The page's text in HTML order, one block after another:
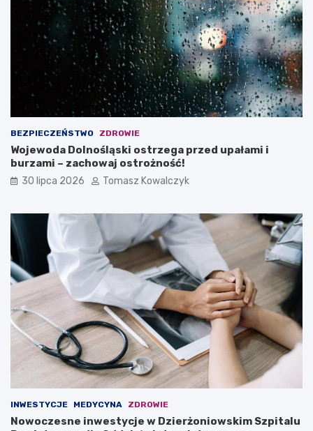
BEZPIECZEŃSTWO ZDROWIE
Wojewoda Dolnośląski ostrzega przed upałami i
burzami – zachowaj ostrożność!
30 lipca 2026 Tomasz Kowalczyk
INWESTYCJE MEDYCYNA ZDROWIE
Nowoczesne inwestycje w Dzierżoniowskim Szpitalu